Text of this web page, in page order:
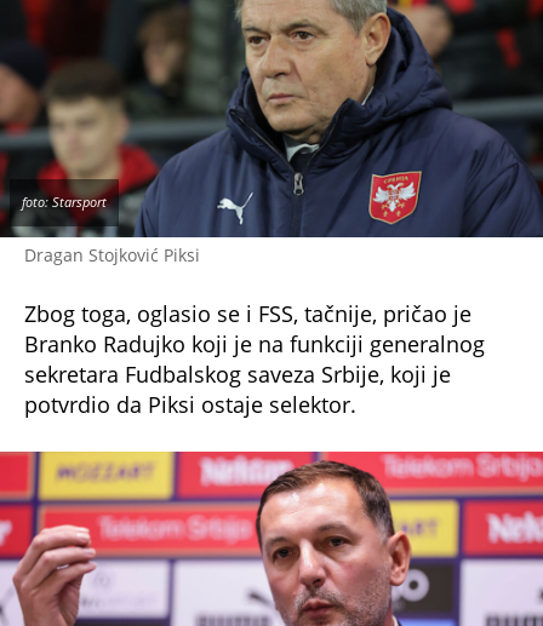
Dragan Stojković Piksi
foto: Starsport
Branko Radujko koji je na funkciji generalnog
sekretara Fudbalskog saveza Srbije, koji je
potvrdio da Piksi ostaje selektor.